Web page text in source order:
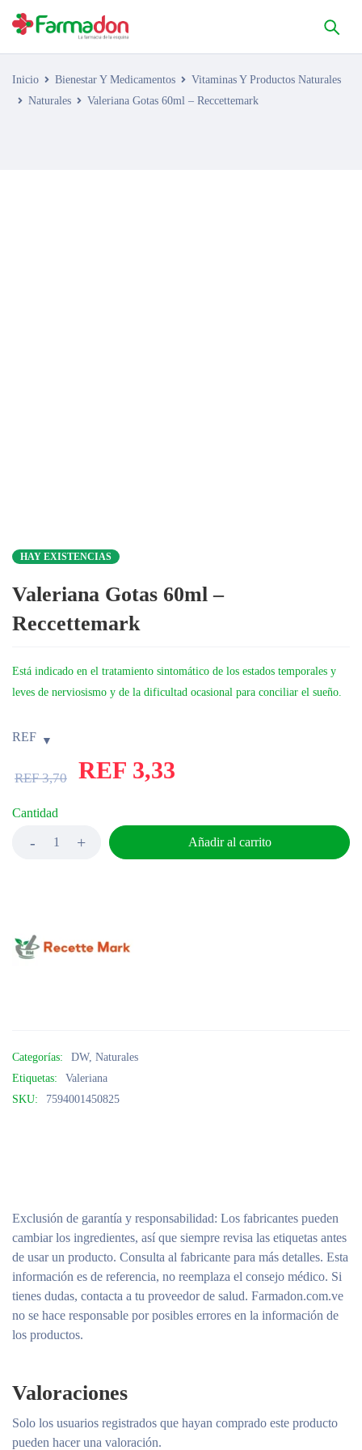
Inicio Bienestar Y Medicamentos
Vitaminas Y Productos Naturales
Naturales
Valeriana Gotas 60ml – Reccettemark
HAY EXISTENCIAS
Valeriana Gotas 60ml –
Reccettemark
Está indicado en el tratamiento sintomático de los estados temporales y
leves de nerviosismo y de la dificultad ocasional para conciliar el sueño.
REF
REF3,70 REF 3,33
Cantidad
Añadir al carrito
Categorías: DW, Naturales
Etiquetas:
Valeriana
SKU:
7594001450825
Exclusión de garantía y responsabilidad: Los fabricantes pueden
cambiar los ingredientes, así que siempre revisa las etiquetas antes
de usar un producto. Consulta al fabricante para más detalles. Esta
información es de referencia, no reemplaza el consejo médico. Si
tienes dudas, contacta a tu proveedor de salud. Farmadon.com.ve
no se hace responsable por posibles errores en la información de
los productos.
Valoraciones
Solo los usuarios registrados que hayan comprado este producto
pueden hacer una valoración.